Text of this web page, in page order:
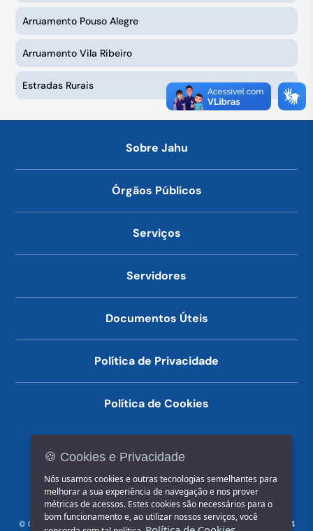
Arruamento Pouso Alegre
Arruamento Vila Ribeiro
Estradas Rurais
Sobre Jahu
Órgãos Públicos
Serviços
Servidores
Documentos Úteis
Política de Privacidade
Política de Cookies
© COPYRIGHT 2026, Prefeitura Municipal de Jahu | Rua Paissandu, 444
🍪 Cookies e Privacidade
Nós usamos cookies e outras tecnologias semelhantes para
melhorar a sua experiência de navegação e nos prover
métricas de acessos. Estes cookies são necessários para o
bom funcionamento e, ao utilizar nossos serviços, você